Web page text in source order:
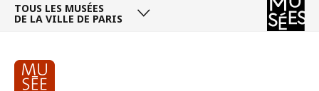
TOUS LES MUSÉES
DE LA VILLE DE PARIS